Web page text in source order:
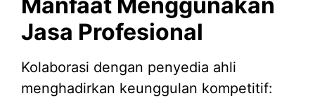
Jasa Profesional
Kolaborasi dengan penyedia ahli
menghadirkan keunggulan kompetitif: